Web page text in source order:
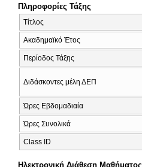
Πληροφορίες Τάξης
Τίτλος
Ακαδημαϊκό Έτος
Περίοδος Τάξης
Διδάσκοντες μέλη ΔΕΠ
Ώρες Εβδομαδιαία
Ώρες Συνολικά
Class ID
Ηλεκτρονική Διάθεση Μαθήματος